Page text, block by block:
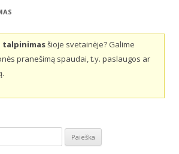
talpinimasšioje svetainėje? Galime
pranešimą spaudai, t.y. paslaugos ar